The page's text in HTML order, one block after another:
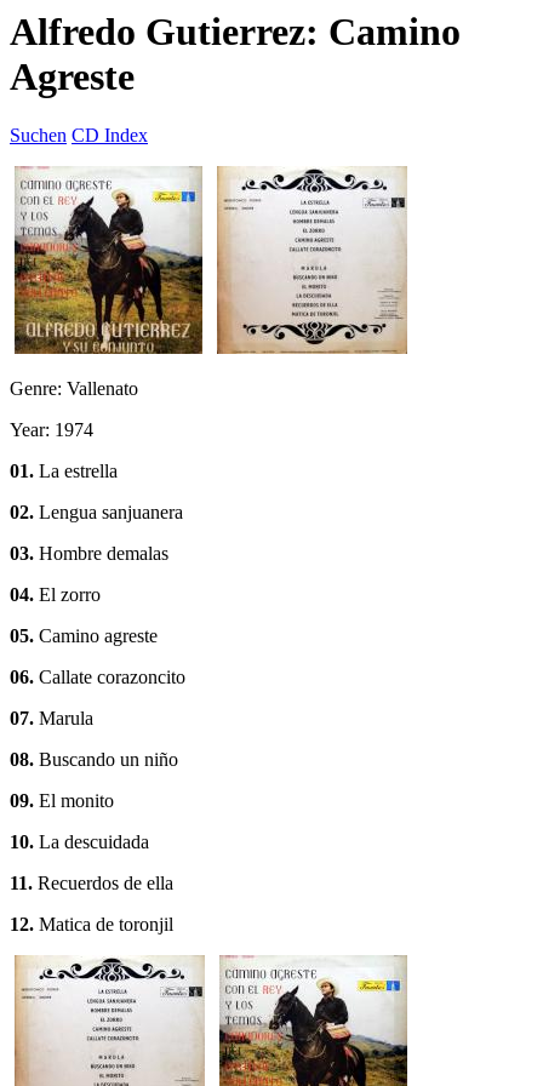
Alfredo Gutierrez: Camino
Agreste
Suchen CD Index
Genre: Vallenato
Year: 1974
01. La estrella
02. Lengua sanjuanera
03. Hombre demalas
04. El zorro
05. Camino agreste
06. Callate corazoncito
07. Marula
08. Buscando un niño
09. El monito
10. La descuidada
11. Recuerdos de ella
12. Matica de toronjil